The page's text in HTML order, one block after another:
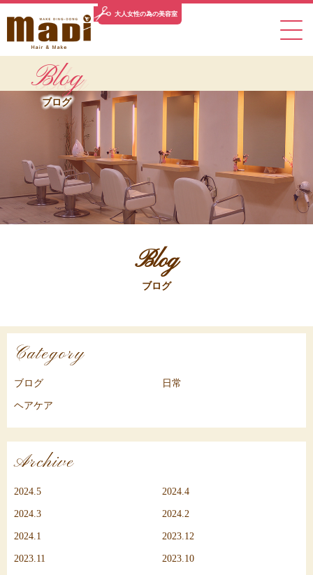
大人女性の為の美容室
TOP
トップ
CONCEPT
コンセプト サロン情報 スタイル
BLOG
ブログ
NEWS
ニュース
VOICE
お客様の声
RECRUIT
求人情報
CONTACT
お問い合わせ
078-743-0033
Blog
ブログ
Blog
ブログ
Category
ブログ 日常
ヘアケア
Archive
2024.5 2024.4
2024.3 2024.2
2024.1 2023.12
2023.11 2023.10